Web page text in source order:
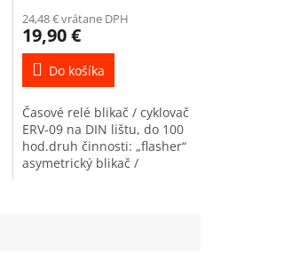
24,48 € vrátane DPH
19,90 €
Do košíka
Časové relé blikač / cyklovač
ERV-09 na DIN lištu, do 100
hod.druh činnosti: „flasher“
asymetrický blikač /